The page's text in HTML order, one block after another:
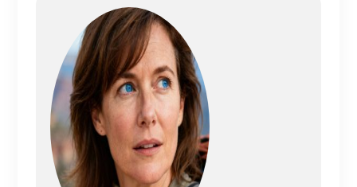
confort. La serrure encastrée
acceptée par la TSA permet
uniquement aux agents de la
TSA d'ouvrir et d'inspecter
votre sac sans endommager
la serrure.